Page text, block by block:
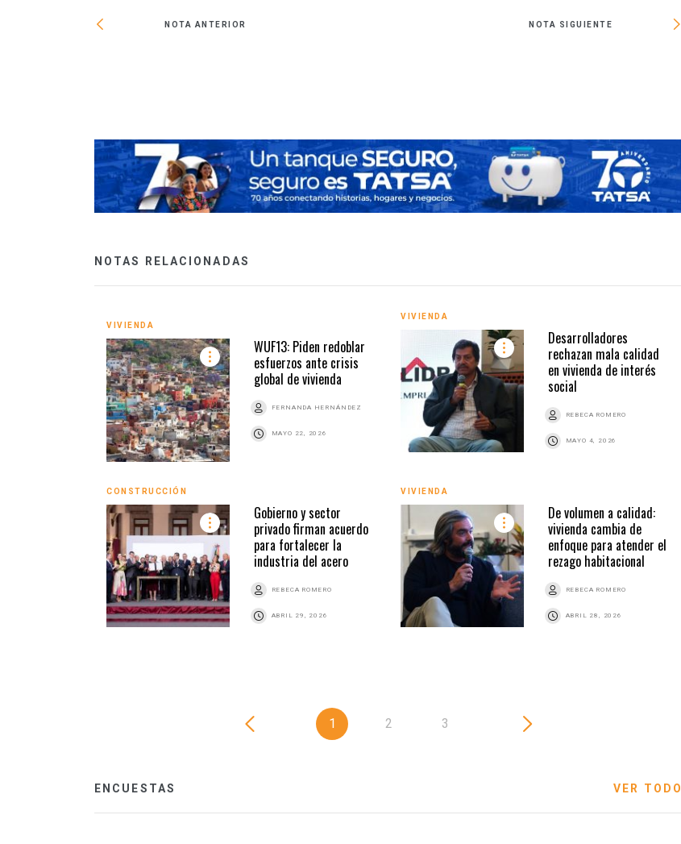
NOTA ANTERIOR NOTA SIGUIENTE
NOTAS RELACIONADAS
VIVIENDA
WUF13: Piden redoblar
esfuerzos ante crisis
global de vivienda
FERNANDA HERNÁNDEZ
MAYO 22, 2026
VIVIENDA
Desarrolladores
rechazan mala calidad
en vivienda de interés
social
REBECA ROMERO
MAYO 4, 2026
CONSTRUCCIÓN
Gobierno y sector
privado firman acuerdo
para fortalecer la
industria del acero
REBECA ROMERO
ABRIL 29, 2026
VIVIENDA
De volumen a calidad:
vivienda cambia de
enfoque para atender el
rezago habitacional
REBECA ROMERO
ABRIL 28, 2026
1 2 3
ENCUESTAS VER TODO